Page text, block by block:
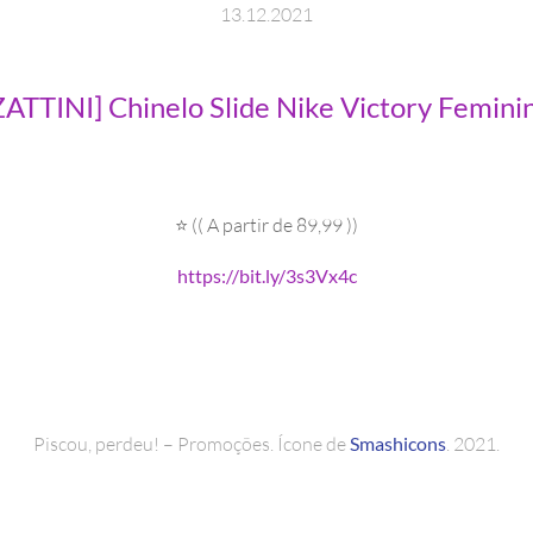
13.12.2021
Chinelo Slide Nike Victory
⭐ (( A partir de 89,99 ))
https://bit.ly/3s3Vx4c
Piscou, perdeu! – Promoções. Ícone deSmashicons. 2021.